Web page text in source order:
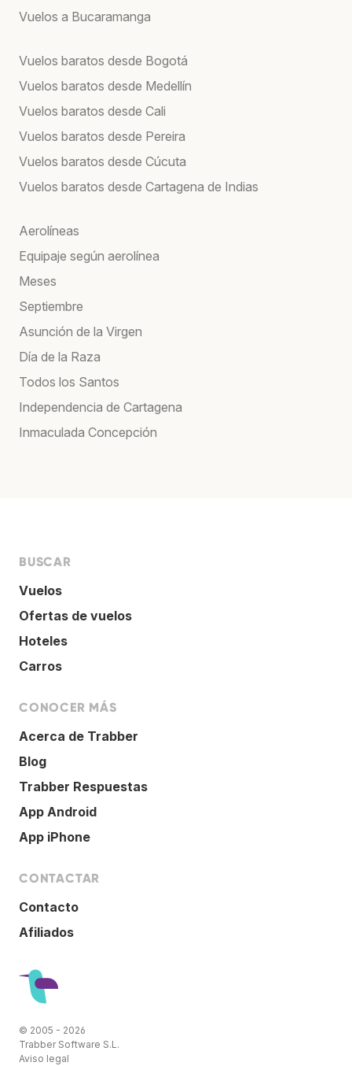
Vuelos a Bucaramanga
Vuelos baratos desde Bogotá
Vuelos baratos desde Medellín
Vuelos baratos desde Cali
Vuelos baratos desde Pereira
Vuelos baratos desde Cúcuta
Vuelos baratos desde Cartagena de Indias
Aerolíneas
Equipaje según aerolínea
Meses
Septiembre
Asunción de la Virgen
Día de la Raza
Todos los Santos
Independencia de Cartagena
Inmaculada Concepción
BUSCAR
Vuelos
Ofertas de vuelos
Hoteles
Carros
CONOCER MÁS
Acerca de Trabber
Blog
Trabber Respuestas
App Android
App iPhone
CONTACTAR
Contacto
Afiliados
© 2005 - 2026
Trabber Software S.L.
Aviso legal